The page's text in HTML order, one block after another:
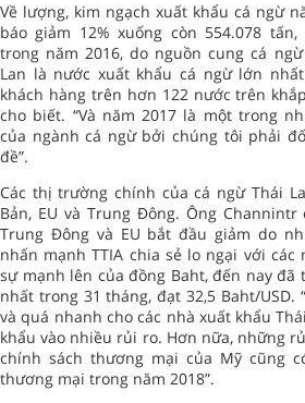
Về lượng, kim ngạch xuất khẩu cá ngừ
báo giảm 12% xuống còn 554.078
trong năm 2016, do nguồn cung cá
Lan là nước xuất khẩu cá ngừ lớn
khách hàng trên hơn 122 nước trên
cho biết. “Và năm 2017 là một trong
của ngành cá ngừ bởi chúng tôi phải
đề”.
Các thị trường chính của cá ngừ Thái
Bản, EU và Trung Đông. Ông
Trung Đông và EU bắt đầu giảm do
nhấn mạnh TTIA chia sẻ lo ngại với các
sự mạnh lên của đồng Baht, đến nay đã
nhất trong 31 tháng, đạt 32,5 Baht/USD.
và quá nhanh cho các nhà xuất khẩu
khẩu vào nhiều rủi ro. Hơn nữa, những
chính sách thương mại của Mỹ cũng
thương mại trong năm 2018”.